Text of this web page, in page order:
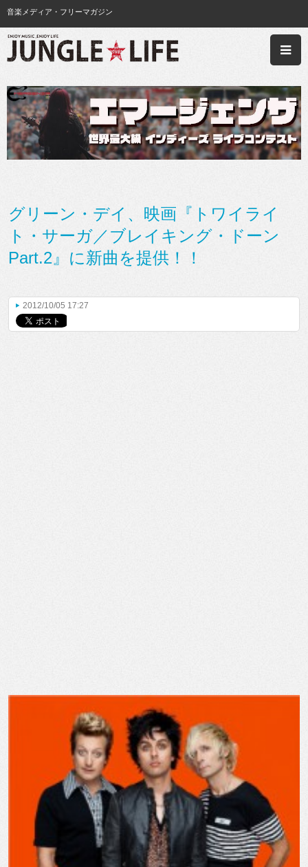
音楽メディア・フリーマガジン
グリーン・デイ、映画『トワイライ
ト・サーガ／ブレイキング・ドーン
Part.2』に新曲を提供！！
2012/10/05 17:27